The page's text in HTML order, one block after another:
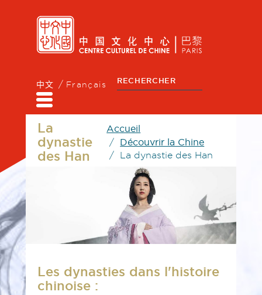
Français
中文
La
dynastie
des Han
Accueil
Découvrir la Chine
La dynastie des Han
Les dynasties dans l'histoire
chinoise :